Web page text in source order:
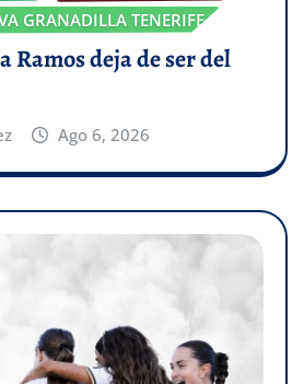
GRANADILLA TENERIFE
deja de ser del
Ago 6, 2026